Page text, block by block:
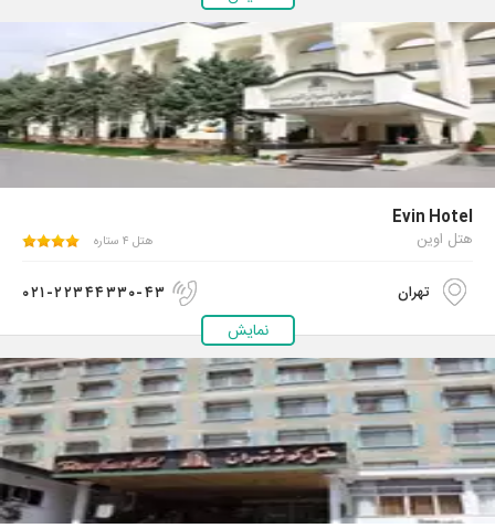
Evin Hotel
هتل اوین هتل ۴ ستاره
نمایش
تهران ۰۲۱-۲۲۳۴۴۳۳۰-۴۳